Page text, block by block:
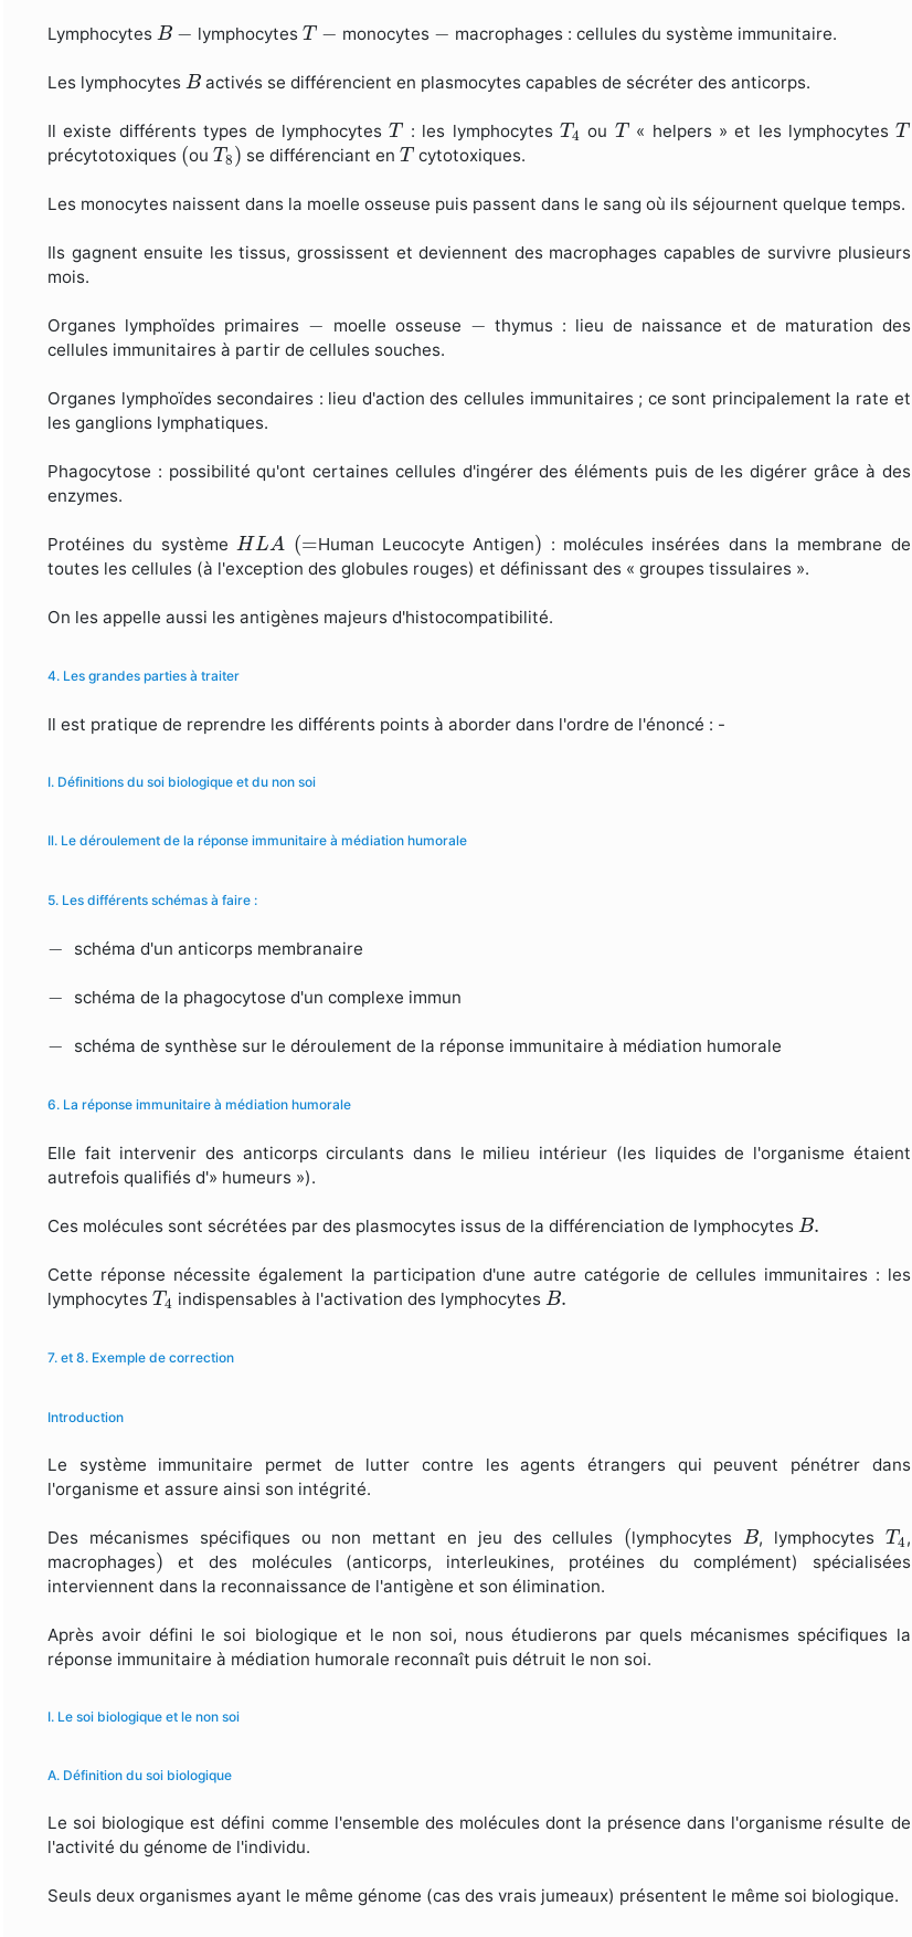
Lymphocytes B
B − lymphocytesT
T − monocytes − macrophages : cellules du système immunitaire.
Les lymphocytes B
B activés se différencient en plasmocytes capables de sécréter des anticorps.
Il existe différents types de lymphocytesT
T : les lymphocytes T4
T4 ou T
T« helpers » et les lymphocytesT
T
précytotoxiques (
(ouT8)
T8)se différenciant enT
T cytotoxiques.
Les monocytes naissent dans la moelle osseuse puis passent dans le sang où ils séjournent quelque temps.
Ils gagnent ensuite les tissus, grossissent et deviennent des macrophages capables de survivre plusieurs
mois.
Organes lymphoïdes primaires − moelle osseuse − thymus : lieu de naissance et de maturation des
cellules immunitaires à partir de cellules souches.
Organes lymphoïdes secondaires : lieu d'action des cellules immunitaires ; ce sont principalement la rate et
les ganglions lymphatiques.
Phagocytose : possibilité qu'ont certaines cellules d'ingérer des éléments puis de les digérer grâce à des
enzymes.
Protéines du systèmeHLA
HLA (=
( Human Leucocyte Antigen)
) : molécules insérées dans la membrane de
toutes les cellules (à l'exception des globules rouges) et définissant des « groupes tissulaires ».
On les appelle aussi les antigènes majeurs d'histocompatibilité.
4. Les grandes parties à traiter
Il est pratique de reprendre les différents points à aborder dans l'ordre de l'énoncé : -
I. Définitions du soi biologique et du non soi
Il. Le déroulement de la réponse immunitaire à médiation humorale
5. Les différents schémas à faire :
− schéma d'un anticorps membranaire
− schéma de la phagocytose d'un complexe immun
− schéma de synthèse sur le déroulement de la réponse immunitaire à médiation humorale
6. La réponse immunitaire à médiation humorale
Elle fait intervenir des anticorps circulants dans le milieu intérieur (les liquides de l'organisme étaient
autrefois qualifiés d'» humeurs »).
Ces molécules sont sécrétées par des plasmocytes issus de la différenciation de lymphocytesB.
B.
Cette réponse nécessite également la participation d'une autre catégorie de cellules immunitaires : les
lymphocytesT4
T4 indispensables à l'activation des lymphocytesB.
B.
7. et 8. Exemple de correction
Introduction
Le système immunitaire permet de lutter contre les agents étrangers qui peuvent pénétrer dans
l'organisme et assure ainsi son intégrité.
Des mécanismes spécifiques ou non mettant en jeu des cellules ((lymphocytes B
B, lymphocytes T4
T4 ,
macrophages)
) et des molécules (anticorps, interleukines, protéines du complément) spécialisées
interviennent dans la reconnaissance de l'antigène et son élimination.
Après avoir défini le soi biologique et le non soi, nous étudierons par quels mécanismes spécifiques la
réponse immunitaire à médiation humorale reconnaît puis détruit le non soi.
I. Le soi biologique et le non soi
A. Définition du soi biologique
Le soi biologique est défini comme l'ensemble des molécules dont la présence dans l'organisme résulte de
l'activité du génome de l'individu.
Seuls deux organismes ayant le même génome (cas des vrais jumeaux) présentent le même soi biologique.